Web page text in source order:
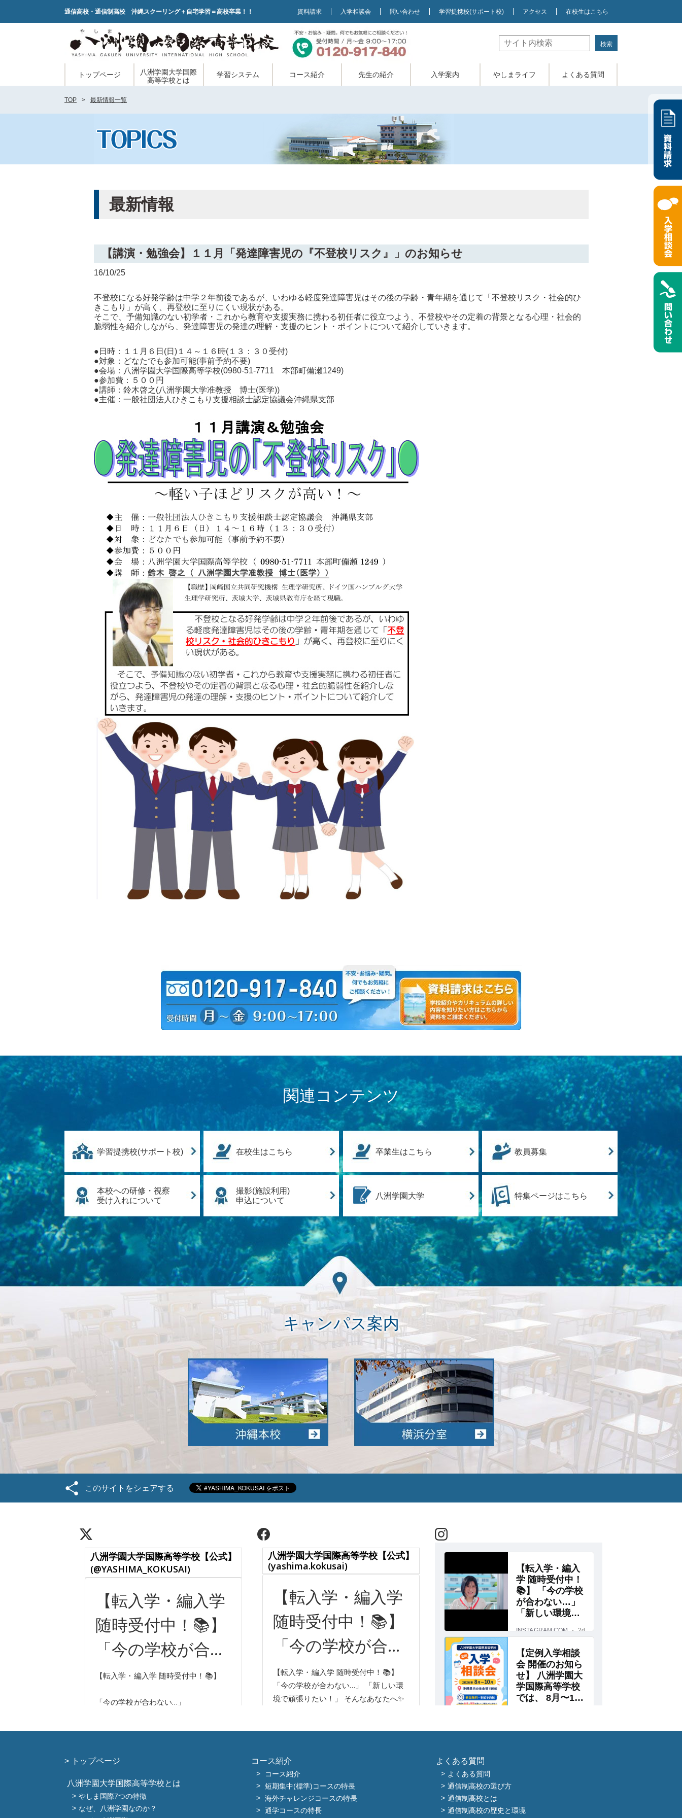
通信高校・通信制高校 沖縄スクーリング＋自宅学習＝高校卒業！！ 資料請求 入学相談会 問い合わせ 学習提携校(サポート校) アクセス 在校生はこちら
トップページ
八洲学園大学国際
高等学校とは
学習システム コース紹介 先生の紹介 入学案内 やしまライフ よくある質問
TOP 最新情報一覧
最新情報
【講演・勉強会】１１月「発達障害児の『不登校リスク』」のお知らせ
16/10/25
不登校になる好発学齢は中学２年前後であるが、いわゆる軽度発達障害児はその後の学齢・青年期を通じて「不登校リスク・社会的ひ
きこもり」が高く、再登校に至りにくい現状がある。
そこで、予備知識のない初学者・これから教育や支援実務に携わる初任者に役立つよう、不登校やその定着の背景となる心理・社会的
脆弱性を紹介しながら、発達障害児の発達の理解・支援のヒント・ポイントについて紹介していきます。
●日時：１１月６日(日)１４～１６時(１３：３０受付)
●対象：どなたでも参加可能(事前予約不要)
●会場：八洲学園大学国際高等学校(0980-51-7711 本部町備瀬1249)
●参加費：５００円
●講師：鈴木啓之(八洲学園大学准教授 博士(医学))
●主催：一般社団法人ひきこもり支援相談士認定協議会沖縄県支部
関連コンテンツ
学習提携校(サポート校) 在校生はこちら 卒業生はこちら 教員募集
本校への研修・視察
受け入れについて
撮影(施設利用)
申込について
八洲学園大学 特集ページはこちら
キャンパス案内
このサイトをシェアする
トップページ
八洲学園大学国際高等学校とは
やしま国際7つの特徴
なぜ、八洲学園なのか？
コース紹介
コース紹介
短期集中(標準)コースの特長
海外チャレンジコースの特長
通学コースの特長
よくある質問
よくある質問
通信制高校の選び方
通信制高校とは
通信制高校の歴史と環境